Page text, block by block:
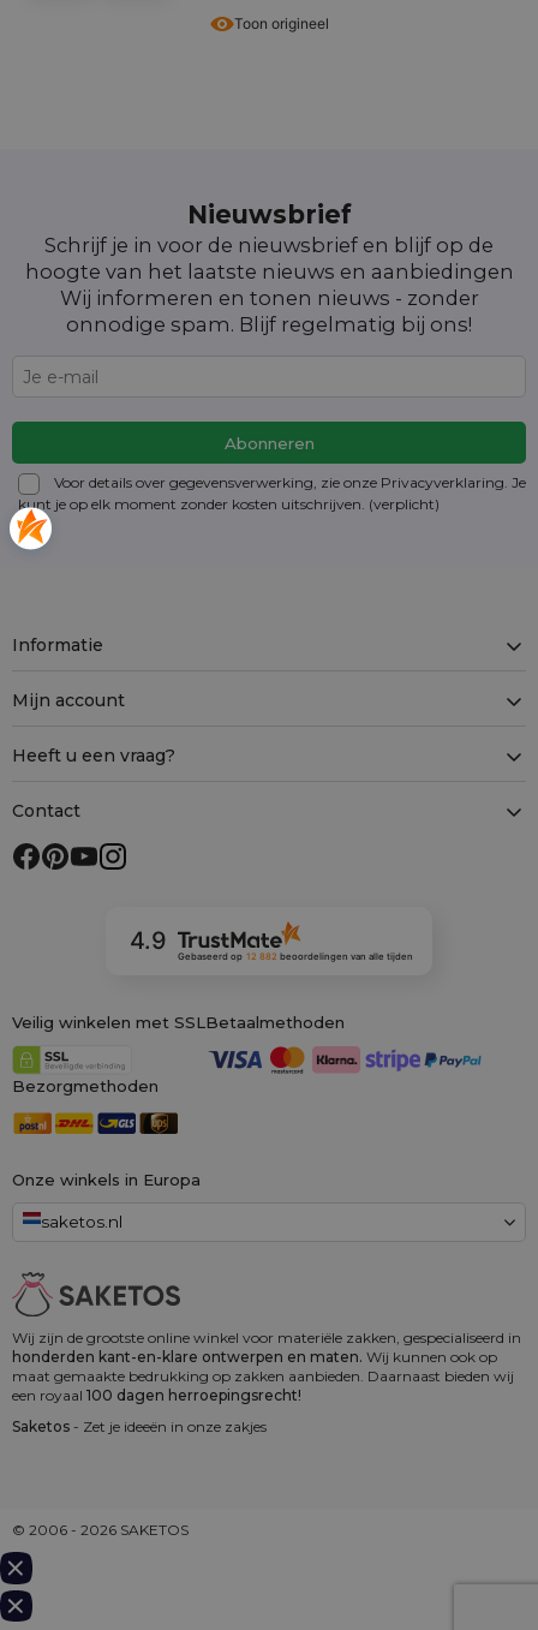
Toon origineel
Nieuwsbrief
Schrijf je in voor de nieuwsbrief en blijf op de
hoogte van het laatste nieuws en aanbiedingen
Wij informeren en tonen nieuws - zonder
onnodige spam. Blijf regelmatig bij ons!
Voor details over gegevensverwerking, zie onze Privacyverklaring. Je
kunt je op elk moment zonder kosten uitschrijven . (verplicht)
Wij zijn de grootste online winkel voor materiële zakken, gespecialiseerd in
honderden kant-en-klare ontwerpen en maten. Wij kunnen ook op
maat gemaakte bedrukking op zakken aanbieden. Daarnaast bieden wij
een royaal 100 dagen herroepingsrecht!
Saketos - Zet je ideeën in onze zakjes
Onze winkels in Europa
saketos.nl
Informatie
Mijn account
Heeft u een vraag?
Contact
4.9
Gebaseerd op 12 882 beoordelingenvan alle tijden
Veilig winkelen met SSL Betaalmethoden
Bezorgmethoden
© 2006 - 2026 SAKETOS